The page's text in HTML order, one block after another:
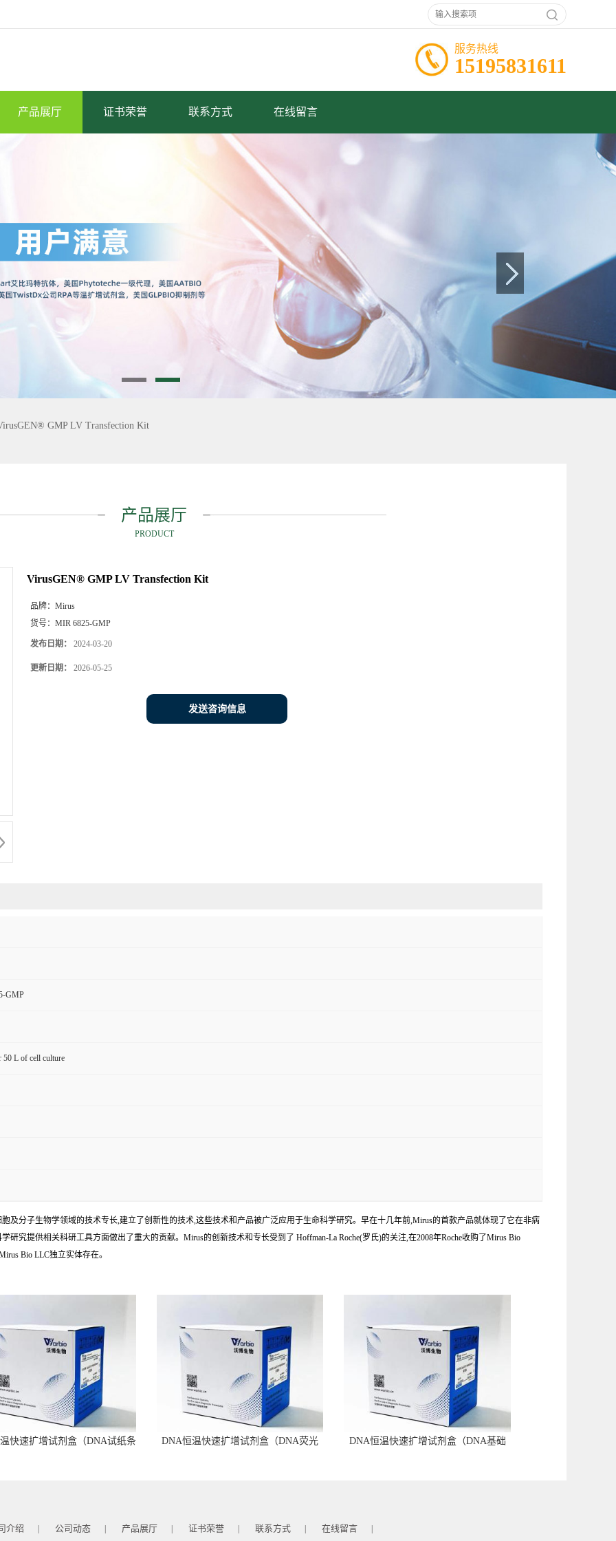
服务热线
15195831611
产品展厅 证书荣誉 联系方式 在线留言
GMP LV Transfection Kit
产品展厅
PRODUCT
VirusGEN® GMP LV Transfection Kit
品牌： Mirus
货号： MIR 6825-GMP
发布日期： 2024-03-20
更新日期： 2026-05-25
发送咨询信息
GMP
L of cell culture
及分子生物学领域的技术专长,建立了创新性的技术,这些技术和产品被广泛应用于生命科学研究。早在十几年前,Mirus的首款产品就体现了它在非病
究提供相关科研工具方面做出了重大的贡献。Mirus的创新技术和专长受到了 Hoffman-La Roche(罗氏)的关注,在2008年Roche收购了Mirus Bio
Bio LLC独立实体存在。
快速扩增试剂盒（DNA试纸条
DNA恒温快速扩增试剂盒（DNA荧光
DNA恒温快速扩增试剂盒（DNA基础
介绍 公司动态 产品展厅 证书荣誉 联系方式 在线留言